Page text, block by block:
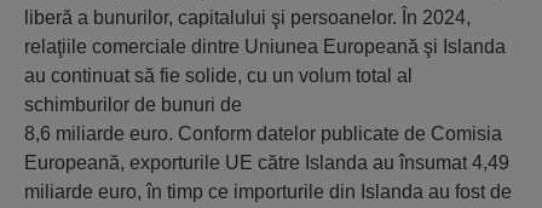
liberă a bunurilor, capitalului şi persoanelor. În 2024,
relaţiile comerciale dintre Uniunea Europeană şi Islanda
au continuat să fie solide, cu un volum total al
schimburilor de bunuri de
8,6 miliarde euro. Conform datelor publicate de Comisia
Europeană, exporturile UE către Islanda au însumat 4,49
miliarde euro, în timp ce importurile din Islanda au fost de